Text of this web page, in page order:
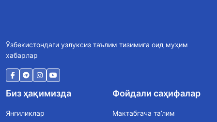
Ўзбекистондаги узлуксиз таълим тизимига оид муҳим
хабарлар
Биз ҳақимизда
Янгиликлар
Фойдали саҳифалар
Мактабгача та’лим